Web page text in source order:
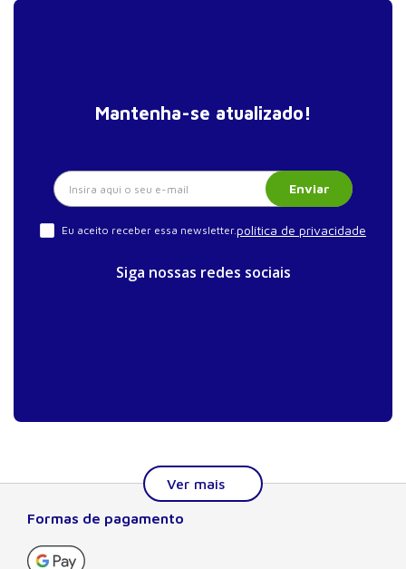
Mantenha-se atualizado!
Enviar
Eu aceito receber essa newsletter.política de privacidade
Siga nossas redes sociais
Formas de pagamento